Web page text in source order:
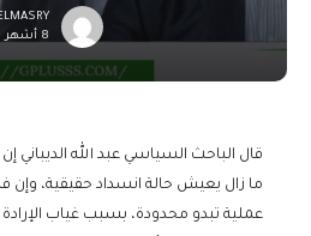
8 أشهر قبل
قال الباحث السياسي عبد الله الديباني
ما زال يعيش حالة انسداد حقيقية،
عملية تبدو محدودة، بسبب غياب الإرادة